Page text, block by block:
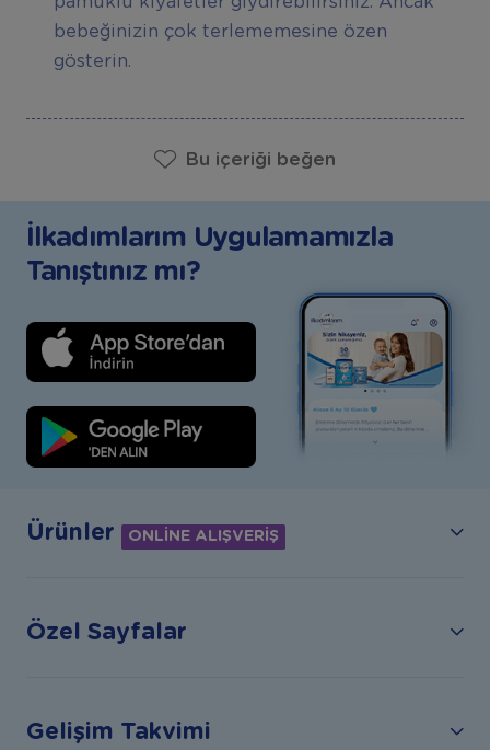
bebeğinizin çok terlememesine özen
gösterin.
Bu içeriği beğen
İlkadımlarım Uygulamamızla
Tanıştınız mı?
Ürünler ONLİNE ALIŞVERİŞ
Özel Sayfalar
Gelişim Takvimi